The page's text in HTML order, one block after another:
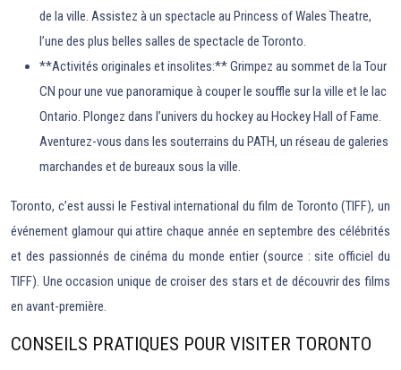
de la ville. Assistez à un spectacle au Princess of Wales Theatre,
l’une des plus belles salles de spectacle de Toronto.
**Activités originales et insolites:** Grimpez au sommet de la Tour
CN pour une vue panoramique à couper le souffle sur la ville et le lac
Ontario. Plongez dans l’univers du hockey au Hockey Hall of Fame.
Aventurez-vous dans les souterrains du PATH, un réseau de galeries
marchandes et de bureaux sous la ville.
Toronto, c’est aussi le Festival international du film de Toronto (TIFF), un
événement glamour qui attire chaque année en septembre des célébrités
et des passionnés de cinéma du monde entier (source : site officiel du
TIFF). Une occasion unique de croiser des stars et de découvrir des films
en avant-première.
CONSEILS PRATIQUES POUR VISITER TORONTO